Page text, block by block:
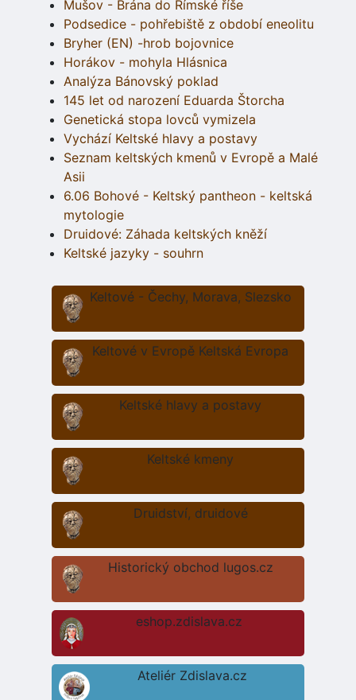
Mušov - Brána do Římské říše
Podsedice - pohřebiště z období eneolitu
Bryher (EN) -hrob bojovnice
Horákov - mohyla Hlásnica
Analýza Bánovský poklad
145 let od narození Eduarda Štorcha
Genetická stopa lovců vymizela
Vychází Keltské hlavy a postavy
Seznam keltských kmenů v Evropě a Malé
Asii
6.06 Bohové - Keltský pantheon - keltská
mytologie
Druidové: Záhada keltských kněží
Keltské jazyky - souhrn
Keltové - Čechy, Morava, Slezsko
Keltové v Evropě Keltská Evropa
Keltské hlavy a postavy
Keltské kmeny
Druidství, druidové
Historický obchod lugos.cz
eshop.zdislava.cz
Ateliér Zdislava.cz